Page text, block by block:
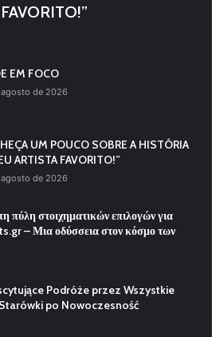
EM FOCO
de 2026
UM POUCO SOBRE A HISTÓRIA
ARTISTA FAVORITO!”
de 2026
πύλη στοιχηματικών επιλογών για
– Μια οδύσσεια στον κόσμο των
Podróże przez Wszystkie
po Nowoczesność